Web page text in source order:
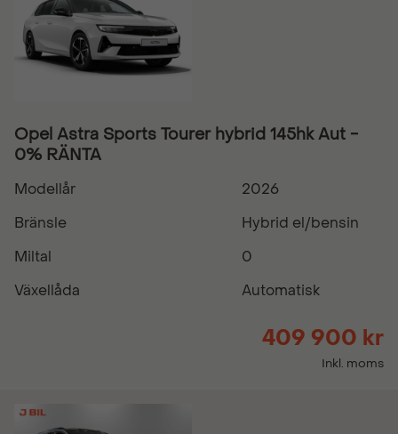
Opel Astra Sports Tourer hybrid 145hk Aut -
0% RÄNTA
Modellår
2026
Bränsle
Hybrid el/bensin
Miltal
0
Växellåda
Automatisk
409 900 kr
Inkl. moms